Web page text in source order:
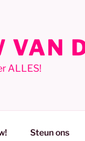
VAN
ALLES!
Steun ons